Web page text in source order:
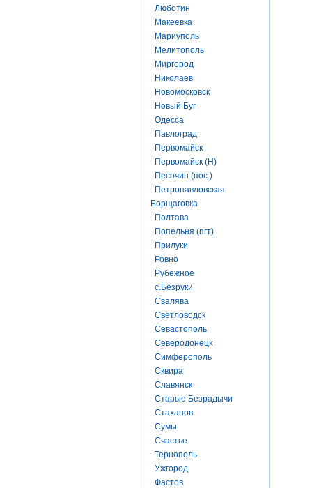
Люботин
Макеевка
Мариуполь
Мелитополь
Миргород
Николаев
Новомосковск
Новый Буг
Одесса
Павлоград
Первомайск
Первомайск (Н)
Песочин (пос.)
Петропавловская
Борщаговка
Полтава
Попельня (пгт)
Прилуки
Ровно
Рубежное
с.Безруки
Свалява
Светловодск
Севастополь
Северодонецк
Симферополь
Сквира
Славянск
Старые Безрадычи
Стаханов
Сумы
Счастье
Тернополь
Ужгород
Фастов